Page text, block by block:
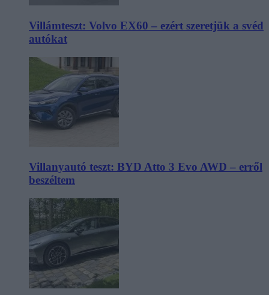
Villámteszt: Volvo EX60 – ezért szeretjük a svéd
autókat
Villanyautó teszt: BYD Atto 3 Evo AWD – erről
beszéltem